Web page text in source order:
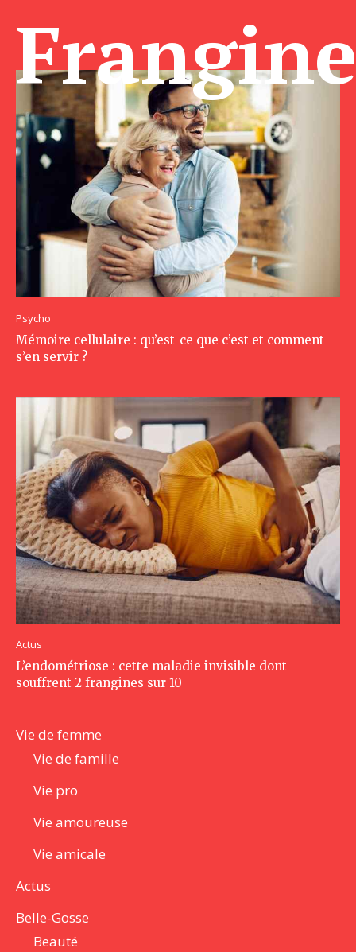
Psycho
Mémoire cellulaire : qu’est-ce que c’est et comment
s’en servir ?
Actus
L’endométriose : cette maladie invisible dont
souffrent 2 frangines sur 10
Vie de femme
Vie de famille
Vie pro
Vie amoureuse
Vie amicale
Actus
Belle-Gosse
Beauté